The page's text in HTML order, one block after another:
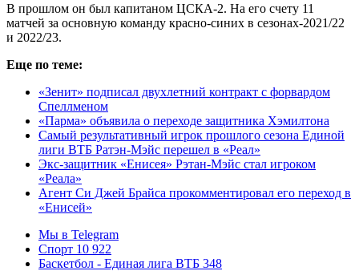
В прошлом он был капитаном ЦСКА-2. На его счету 11
матчей за основную команду красно-синих в сезонах-2021/22
и 2022/23.
Еще по теме:
«Зенит» подписал двухлетний контракт с форвардом
Спеллменом
«Парма» объявила о переходе защитника Хэмилтона
Самый результативный игрок прошлого сезона Единой
лиги ВТБ Ратэн-Мэйс перешел в «Реал»
Экс-защитник «Енисея» Рэтан-Мэйс стал игроком
«Реала»
Агент Си Джей Брайса прокомментировал его переход в
«Енисей»
Мы в Telegram
Спорт 10 922
Баскетбол - Единая лига ВТБ 348